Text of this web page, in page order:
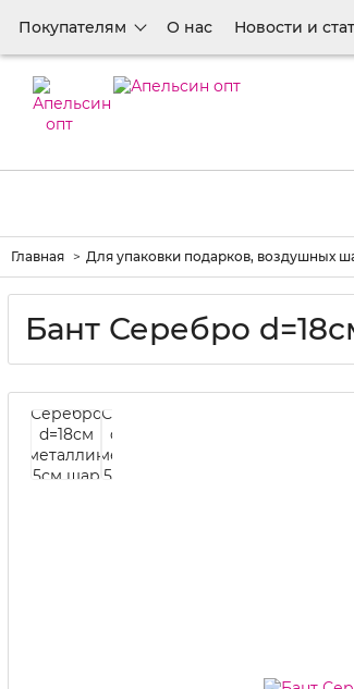
Покупателям О нас Новости и
Главная Для упаковки подарков, воздушных
Бант Серебро